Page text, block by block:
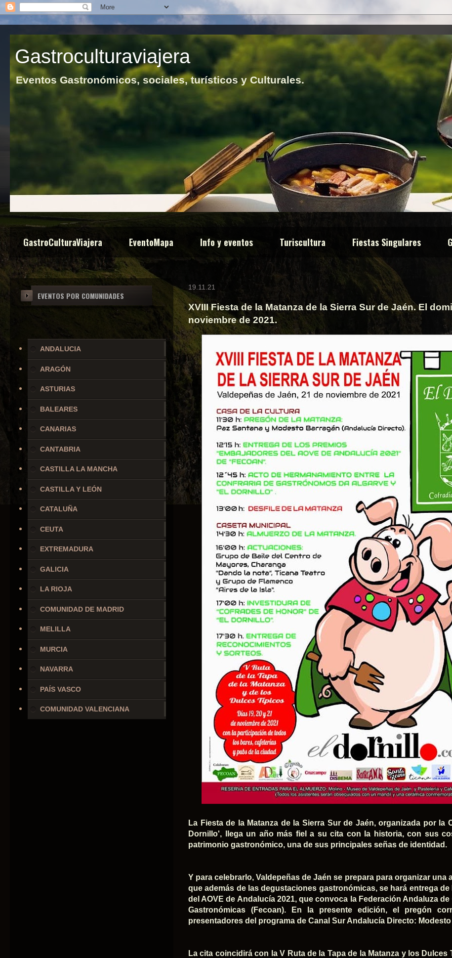
Gastroculturaviajera
Eventos Gastronómicos, sociales, turísticos y Culturales.
GastroCulturaViajera EventoMapa Info y eventos Turiscultura Fiestas Singulares
19.11.21
XVIII Fiesta de la Matanza de la Sierra Sur de Jaén. El
noviembre de 2021.
La Fiesta de la Matanza de la Sierra Sur de Jaén, organizada por la
Dornillo', llega un año más fiel a su cita con la historia, con sus
patrimonio gastronómico, una de sus principales señas de identidad.
Y para celebrarlo, Valdepeñas de Jaén se prepara para organizar una
que además de las degustaciones gastronómicas, se hará entrega
del AOVE de Andalucía 2021, que convoca la Federación Andaluza
Gastronómicas (Fecoan). En la presente edición, el pregón
presentadores del programa de Canal Sur Andalucía Directo:
La cita coincidirá con la V Ruta de la Tapa de la Matanza y los Dulces
EVENTOS POR COMUNIDADES
ANDALUCIA
ARAGÓN
ASTURIAS
BALEARES
CANARIAS
CANTABRIA
CASTILLA LA MANCHA
CASTILLA Y LEÓN
CATALUÑA
CEUTA
EXTREMADURA
GALICIA
LA RIOJA
COMUNIDAD DE MADRID
MELILLA
MURCIA
NAVARRA
PAÍS VASCO
COMUNIDAD VALENCIANA